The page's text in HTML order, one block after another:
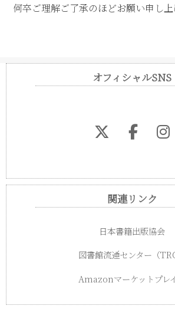
何卒ご理解ご了承のほどお願い申し上
オフィシャルSNS
関連リンク
日本書籍出版協会
図書館流通センター（
Amazonマーケットプレ